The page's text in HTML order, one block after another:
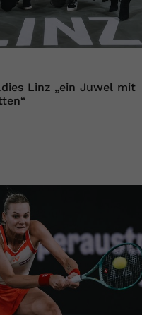
Linz „ein Juwel mit